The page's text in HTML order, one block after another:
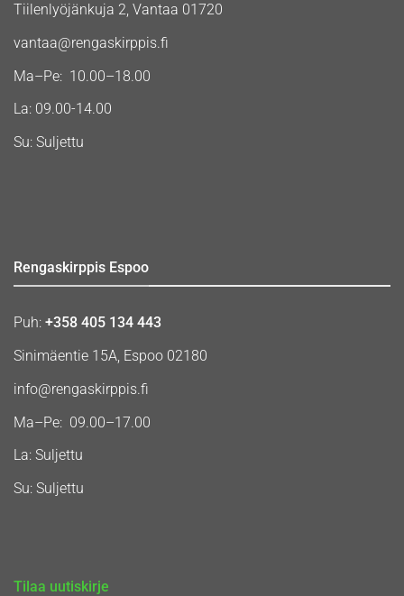
Tiilenlyöjänkuja 2, Vantaa 01720
vantaa@rengaskirppis.fi
Ma–Pe: 10.00–18.00
La: 09.00-14.00
Su: Suljettu
Rengaskirppis Espoo
Puh: +358 405 134 443
Sinimäentie 15A, Espoo 02180
info@rengaskirppis.fi
Ma–Pe: 09.00–17.00
La: Suljettu
Su: Suljettu
Tilaa uutiskirje